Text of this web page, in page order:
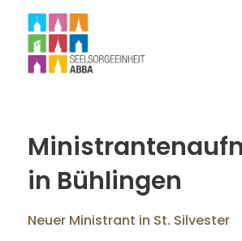
in Bühlingen
Neuer Ministrant in St. Silvester